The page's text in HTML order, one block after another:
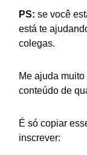
PS: se você
está te
colegas.
Me ajuda
conteúdo de
É só copiar
inscrever: